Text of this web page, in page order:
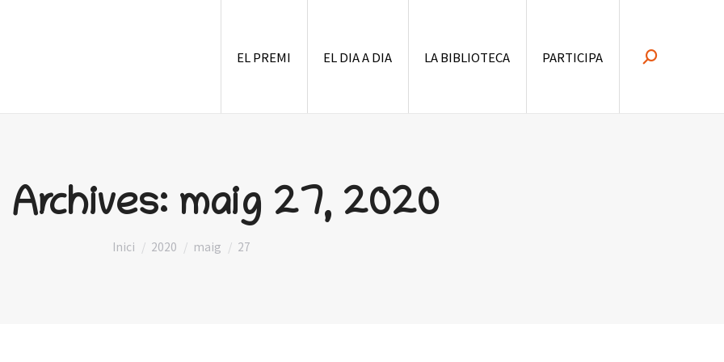
EL PREMI EL DIA A DIA LA BIBLIOTECA PARTICIPA Search:
Archives: maig 27, 2020
You are here:
Inici 2020 maig 27